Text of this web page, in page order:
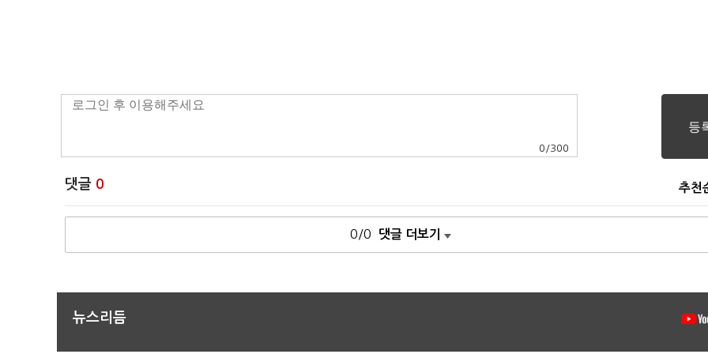
0 /300
댓글 0 추천
0/0 댓글 더보기
뉴스리듬